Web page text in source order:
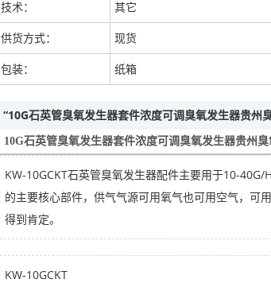
技术： 其它
供货方式： 现货
包装： 纸箱
“10G石英管臭氧发生器套件浓度可调臭氧发生器贵州
10G石英管臭氧发生器套件浓度可调臭氧发生器贵州
KW-10GCKT石英管臭氧发生器配件主要用于10-
的主要核心部件，供气气源可用氧气也可用空气，可
得到肯定。
KW-10GCKT